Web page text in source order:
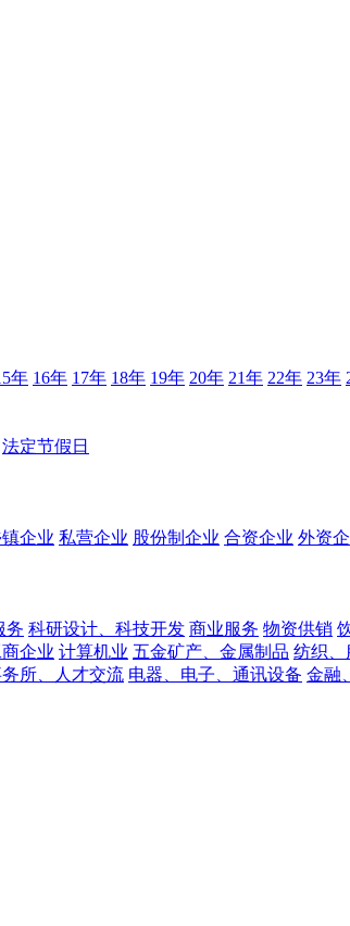
年 16年 17年 18年 19年 20年 21年 22年 23年
法定节假日
镇企业 私营企业 股份制企业 合资企业 外资
务 科研设计、科技开发 商业服务 物资供销
企业 计算机业 五金矿产、金属制品 纺织、
所、人才交流 电器、电子、通讯设备 金融